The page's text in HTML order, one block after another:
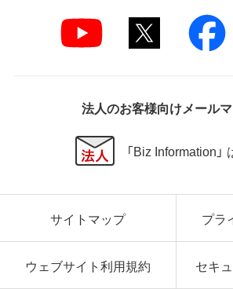
法人のお客様向けメール
「Biz Information」
サイトマップ プラ
ウェブサイト利用規約 セキ